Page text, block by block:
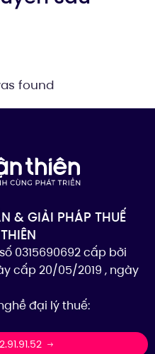
found
& GIẢI PHÁP THUẾ
0315690692 cấp bởi
cấp 20/05/2019 , ngày
đại lý thuế: